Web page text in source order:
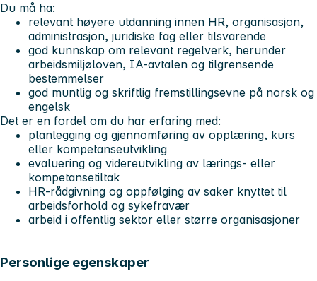
Du må ha:
relevant høyere utdanning innen HR, organisasjon,
administrasjon, juridiske fag eller tilsvarende
god kunnskap om relevant regelverk, herunder
arbeidsmiljøloven, IA-avtalen og tilgrensende
bestemmelser
god muntlig og skriftlig fremstillingsevne på norsk og
engelsk
Det er en fordel om du har erfaring med:
planlegging og gjennomføring av opplæring, kurs
eller kompetanseutvikling
evaluering og videreutvikling av lærings- eller
kompetansetiltak
HR-rådgivning og oppfølging av saker knyttet til
arbeidsforhold og sykefravær
arbeid i offentlig sektor eller større organisasjoner
Personlige egenskaper